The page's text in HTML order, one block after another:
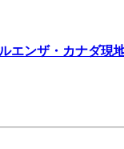
エンザ・カナダ現